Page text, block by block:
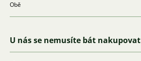
Obě
U nás se nemusíte bát nakupovat